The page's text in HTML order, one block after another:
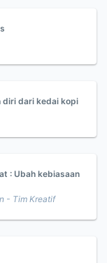
diri dari kedai kopi
: Ubah kebiasaan
- Tim Kreatif